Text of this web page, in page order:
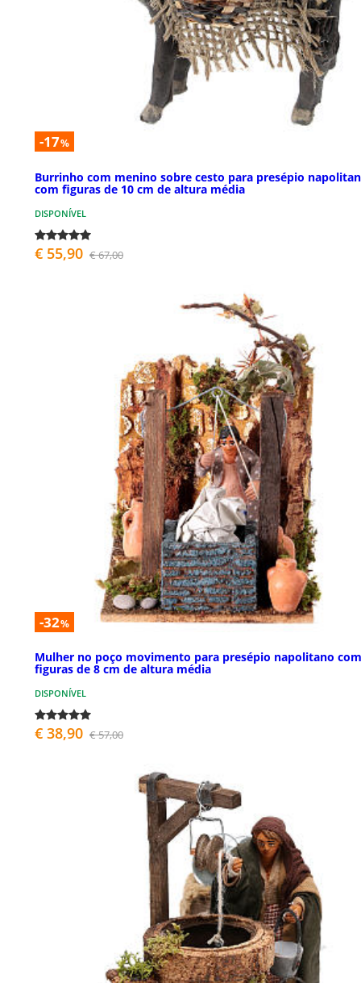
-17%
Burrinho com menino sobre cesto para presépio
com figuras de 10 cm de altura média
DISPONÍVEL
€ 55,90 € 67,00
-32%
Mulher no poço movimento para presépio napolitano com
figuras de 8 cm de altura média
DISPONÍVEL
€ 38,90 € 57,00